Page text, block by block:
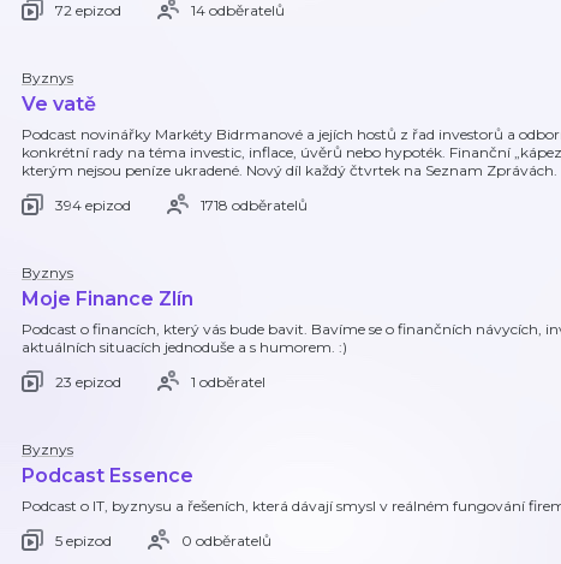
72 epizod
14 odběratelů
Byznys
Ve vatě
Podcast novinářky Markéty Bidrmanové a jejích hostů z řad investorů a
konkrétní rady na téma investic, inflace, úvěrů nebo hypoték. Finanční
kterým nejsou peníze ukradené. Nový díl každý čtvrtek na Seznam Zprávách.
394 epizod
1718 odběratelů
Byznys
Moje Finance Zlín
Podcast o financích, který vás bude bavit. Bavíme se o finančních návycích,
aktuálních situacích jednoduše a s humorem. :)
23 epizod
1 odběratel
Byznys
Podcast Essence
Podcast o IT, byznysu a řešeních, která dávají smysl v reálném fungování
5 epizod
0 odběratelů